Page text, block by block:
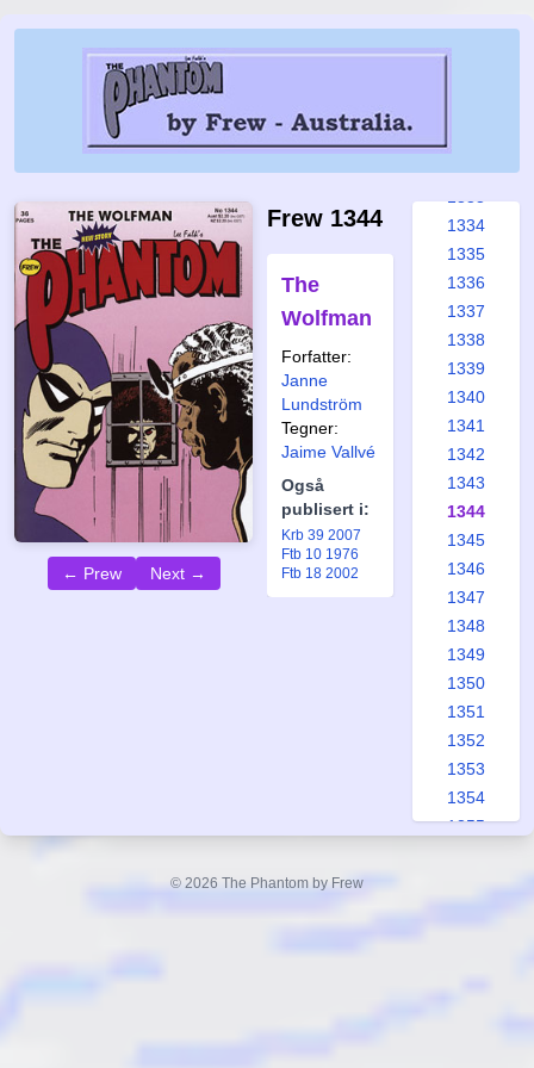
← Prew Next →
Frew 1344
The
Wolfman
Forfatter:
Janne
Lundström
Tegner:
Jaime Vallvé
Også
publisert i:
Krb 39 2007
Ftb 10 1976
Ftb 18 2002
1327
1328
1334
1335
1336
1337
1338
1339
1340
1341
1342
1343
1344
1345
1346
1347
1348
1349
1350
1351
1352
1353
1354
1355
© 2026 The Phantom by Frew